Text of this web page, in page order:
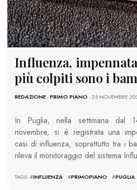
Influenza,
più colpiti sono i
REDAZIONE-PRIMO PIANO - 25 NOVEMBRE
In Puglia, nella settimana dal
novembre, si è registrata una
casi di influenza, soprattutto tra i
rileva il monitoraggio del sistema
TAGS: #INFLUENZA #PRIMOPIANO #PUGLIA